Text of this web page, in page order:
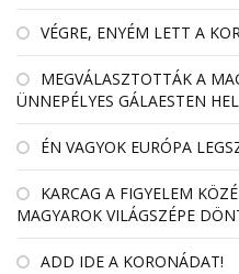
VÉGRE, ENYÉM LETT A
MEGVÁLASZTOTTÁK A
ÜNNEPÉLYES GÁLAESTEN
ÉN VAGYOK EURÓPA
KARCAG A FIGYELEM
MAGYAROK VILÁGSZÉPE
ADD IDE A KORONÁDAT!